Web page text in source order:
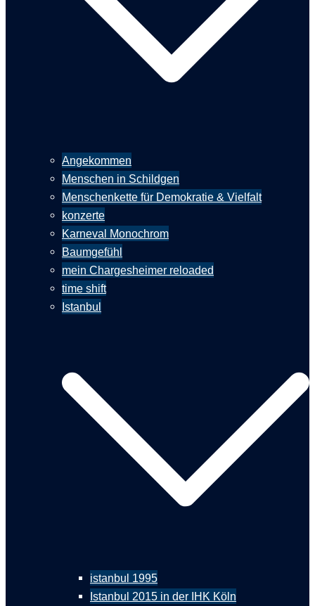
Angekommen
Menschen in Schildgen
Menschenkette für Demokratie & Vielfalt
konzerte
Karneval Monochrom
Baumgefühl
mein Chargesheimer reloaded
time shift
Istanbul
istanbul 1995
Istanbul 2015 in der IHK Köln